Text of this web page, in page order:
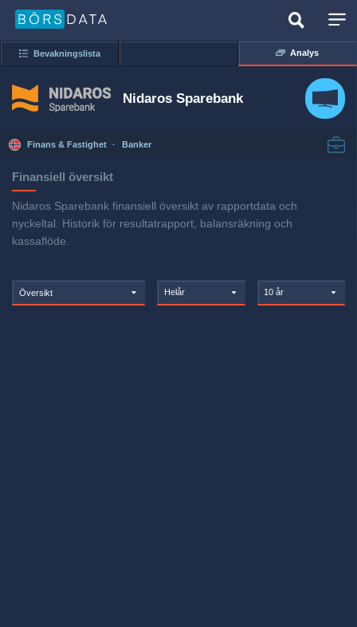
Bevakningslista Analys
Nidaros Sparebank
Finans & Fastighet · Banker
Finansiell översikt
Nidaros Sparebank finansiell översikt av rapportdata och
nyckeltal. Historik för resultatrapport, balansräkning och
kassaflöde.
Översikt Helår 10 år